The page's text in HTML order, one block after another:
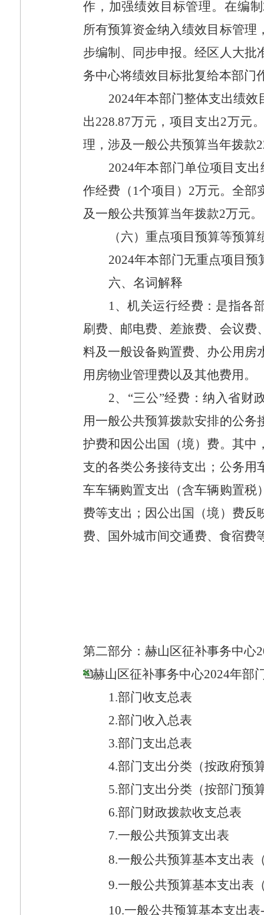
作，加强绩效目标管理。在编制
所有预算资金纳入绩效目标管理
步编制、同步申报。经区人大批
务中心将绩效目标批复给本部门
2024年本部门整体支出绩效
出228.87万元，项目支出2万元
理，涉及一般公共预算当年拨款
2024年本部门单位项目支出
作经费（ 1个项目） 2万元。全部
及一般公共预算当年拨款2万元。
（六）重点项目预算等预算
2024年本部门无重点项目预
六、名词解释
1、机关运行经费：是指各
刷费、邮电费、差旅费、会议费
料及一般设备购置费、办公用房
用房物业管理费以及其他费用。
2、“三公”经费：纳入省财
用一般公共预算拨款安排的公务
护费和因公出国（境）费。其中
支的各类公务接待支出；公务用
车车辆购置支出（含车辆购置税
费等支出；因公出国（境）费反
费、国外城市间交通费、食宿费
第二部分：赫山区征补事务中心
赫山区征补事务中心2024年部
1.部门收支总表
2.部门收入总表
3.部门支出总表
4.部门支出分类（按政府预
5.部门支出分类（按部门预
6.部门财政拨款收支总表
7.一般公共预算支出表
8.一般公共预算基本支出表
9.一般公共预算基本支出表
10.一般公共预算基本支出表